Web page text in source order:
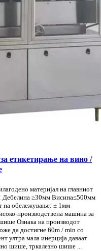
етикетирање на вино /
материјал на главниот
Дебелина ≥30мм Висина≤500мм
на обележување: ± 1мм
производствена машина за
Ознака на производот
да достигне 60m / min со
ултра мала инерција даваат
шише, тркалезно шише ...